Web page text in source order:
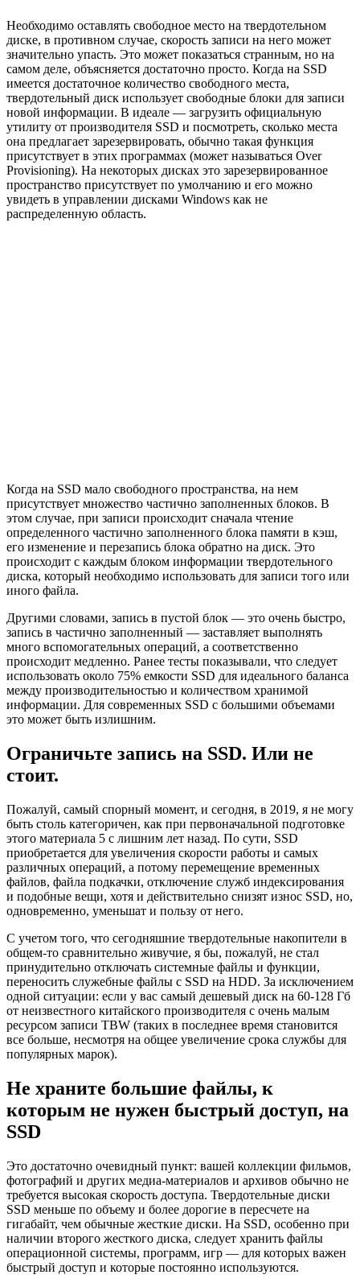
Необходимо оставлять свободное место на твердотельном
диске, в противном случае, скорость записи на него может
значительно упасть. Это может показаться странным, но на
самом деле, объясняется достаточно просто. Когда на SSD
имеется достаточное количество свободного места,
твердотельный диск использует свободные блоки для записи
новой информации. В идеале — загрузить официальную
утилиту от производителя SSD и посмотреть, сколько места
она предлагает зарезервировать, обычно такая функция
присутствует в этих программах (может называться Over
Provisioning). На некоторых дисках это зарезервированное
пространство присутствует по умолчанию и его можно
увидеть в управлении дисками Windows как не
распределенную область.
Когда на SSD мало свободного пространства, на нем
присутствует множество частично заполненных блоков. В
этом случае, при записи происходит сначала чтение
определенного частично заполненного блока памяти в кэш,
его изменение и перезапись блока обратно на диск. Это
происходит с каждым блоком информации твердотельного
диска, который необходимо использовать для записи того или
иного файла.
Другими словами, запись в пустой блок — это очень быстро,
запись в частично заполненный — заставляет выполнять
много вспомогательных операций, а соответственно
происходит медленно. Ранее тесты показывали, что следует
использовать около 75% емкости SSD для идеального баланса
между производительностью и количеством хранимой
информации. Для современных SSD с большими объемами
это может быть излишним.
Ограничьте запись на SSD. Или не
стоит.
Пожалуй, самый спорный момент, и сегодня, в 2019, я не могу
быть столь категоричен, как при первоначальной подготовке
этого материала 5 с лишним лет назад. По сути, SSD
приобретается для увеличения скорости работы и самых
различных операций, а потому перемещение временных
файлов, файла подкачки, отключение служб индексирования
и подобные вещи, хотя и действительно снизят износ SSD, но,
одновременно, уменьшат и пользу от него.
С учетом того, что сегодняшние твердотельные накопители в
общем-то сравнительно живучие, я бы, пожалуй, не стал
принудительно отключать системные файлы и функции,
переносить служебные файлы с SSD на HDD. За исключением
одной ситуации: если у вас самый дешевый диск на 60-128 Гб
от неизвестного китайского производителя с очень малым
ресурсом записи TBW (таких в последнее время становится
все больше, несмотря на общее увеличение срока службы для
популярных марок).
Не храните большие файлы, к
которым не нужен быстрый доступ, на
SSD
Это достаточно очевидный пункт: вашей коллекции фильмов,
фотографий и других медиа-материалов и архивов обычно не
требуется высокая скорость доступа. Твердотельные диски
SSD меньше по объему и более дорогие в пересчете на
гигабайт, чем обычные жесткие диски. На SSD, особенно при
наличии второго жесткого диска, следует хранить файлы
операционной системы, программ, игр — для которых важен
быстрый доступ и которые постоянно используются.